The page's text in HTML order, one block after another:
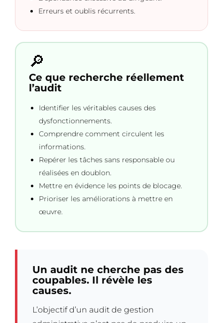
Erreurs et oublis récurrents.
🔎
Ce que recherche réellement
l’audit
Identifier les véritables causes des
dysfonctionnements.
Comprendre comment circulent les
informations.
Repérer les tâches sans responsable ou
réalisées en doublon.
Mettre en évidence les points de blocage.
Prioriser les améliorations à mettre en
œuvre.
Un audit ne cherche pas des
coupables. Il révèle les
causes.
L’objectif d’un audit de gestion